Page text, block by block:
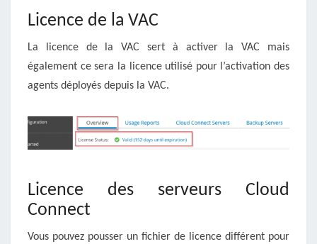
Licence de la VAC
La licence de la VAC sert à activer la VAC mais
également ce sera la licence utilisé pour l’activation des
agents déployés depuis la VAC.
Licence des serveurs Cloud
Connect
Vous pouvez pousser un fichier de licence différent pour